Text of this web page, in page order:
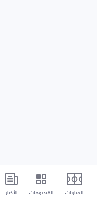
المباريات الفيديوهات الأخبار